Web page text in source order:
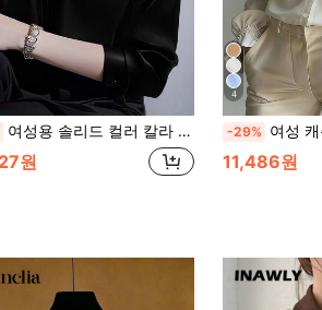
여성용 솔리드 컬러 칼라 긴팔 셔츠, 패셔너블하고 우아한 오피스 출퇴근 다용도 긴팔 블라우스 블랙 봄
원
4
-29% 여성 캐주얼 우아한 버튼
11,486원